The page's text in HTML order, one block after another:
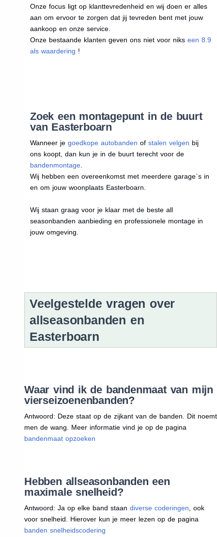
Onze focus ligt op klanttevredenheid en wij doen er alles
aan om ervoor te zorgen dat jij tevreden bent met jouw
aankoop en onze service.
Onze bestaande klanten geven ons niet voor niks een 8.9
als waardering !
Zoek een montagepunt in de buurt
van Easterboarn
Wanneer je goedkope autobanden of stalen velgen bij
ons koopt, dan kun je in de buurt terecht voor de
bandenmontage.
Wij hebben een overeenkomst met meerdere garage`s in
en om jouw woonplaats Easterboarn.
Wij staan graag voor je klaar met de beste all
seasonbanden aanbieding en professionele montage in
jouw omgeving.
Veelgestelde vragen over
allseasonbanden en
Easterboarn
Waar vind ik de bandenmaat van mijn
vierseizoenenbanden?
Antwoord: Deze staat op de zijkant van de banden. Dit noemt
men de wang. Meer informatie vind je op de pagina
bandenmaat opzoeken
Hebben allseasonbanden een
maximale snelheid?
Antwoord: Ja op elke band staan diverse coderingen , ook
voor snelheid. Hierover kun je meer lezen op de pagina
banden snelheidscodering